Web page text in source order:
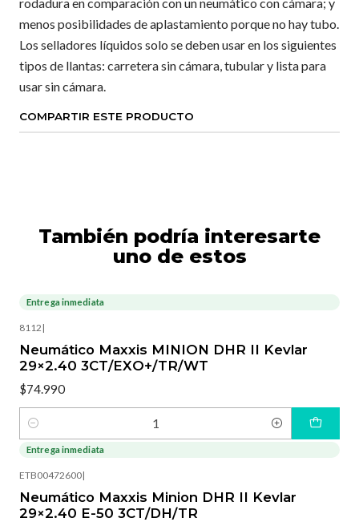
menos posibilidades de aplastamiento porque no hay tubo.
Los selladores líquidos solo se deben usar en los siguientes
tipos de llantas: carretera sin cámara, tubular y lista para
usar sin cámara.
COMPARTIR ESTE PRODUCTO
También podría interesarte
uno de estos
Entrega inmediata
8112 |
Neumático Maxxis MINION DHR II Kevlar
29×2.40 3CT/EXO+/TR/WT
$74.990
Cantidad
Entrega inmediata
ETB00472600|
Neumático Maxxis Minion DHR II Kevlar
29×2.40 E-50 3CT/DH/TR